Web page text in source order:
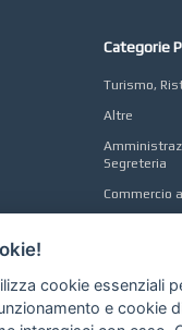
Categorie
Turismo,
Altre
Segreteria
Commercio
cookie essenziali
e cookie